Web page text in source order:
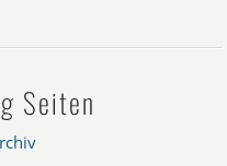
Seiten